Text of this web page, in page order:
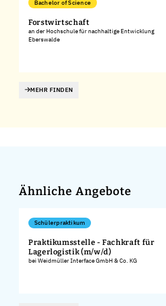
Bachelor of Science
Forstwirtschaft
an der Hochschule für nachhaltige Entwicklung
Eberswalde
MEHR FINDEN
Ähnliche Angebote
Schülerpraktikum
Praktikumsstelle - Fachkraft für
Lagerlogistik (m/w/d)
bei Weidmüller Interface GmbH & Co. KG